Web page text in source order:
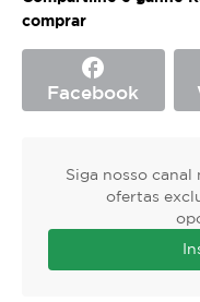
comprar
facebook
Facebook
Siga nosso
ofertas